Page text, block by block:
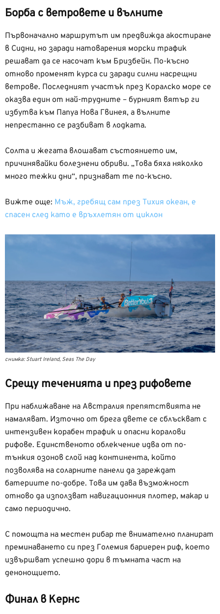
Борба с ветровете и вълните
Първоначално маршрутът им предвижда акостиране
в Сидни, но заради натоварения морски трафик
решават да се насочат към Бризбейн. По-късно
отново променят курса си заради силни насрещни
ветрове. Последният участък през Коралско море се
оказва един от най-трудните – бурният вятър ги
избутва към Папуа Нова Гвинея, а вълните
непрестанно се разбиват в лодката.
Солта и жегата влошават състоянието им,
причинявайки болезнени обриви. „Това бяха няколко
много тежки дни“, признават те по-късно.
Вижте още: Мъж, гребящ сам през Тихия океан, е
спасен след като е връхлетян от циклон
снимка: Stuart Ireland, Seas The Day
Срещу теченията и през рифовете
При наближаване на Австралия препятствията не
намаляват. Източно от брега двете се сблъскват с
интензивен корабен трафик и опасни коралови
рифове. Единственото облекчение идва от по-
тънкия озонов слой над континента, който
позволява на соларните панели да зареждат
батериите по-добре. Това им дава възможност
отново да използват навигационния плотер, макар и
само периодично.
С помощта на местен рибар те внимателно планират
преминаването си през Големия бариерен риф, което
извършват успешно дори в тъмната част на
денонощието.
Финал в Кернс